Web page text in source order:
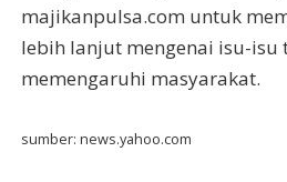
majikanpulsa.com untuk
lebih lanjut mengenai isu-isu
memengaruhi masyarakat.
sumber: news.yahoo.com